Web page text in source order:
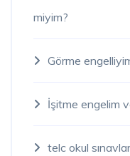
miyim?
Görme
İşitme engelim
telc okul